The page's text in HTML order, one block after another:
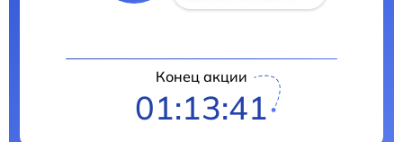
Конец акции
01:13:40